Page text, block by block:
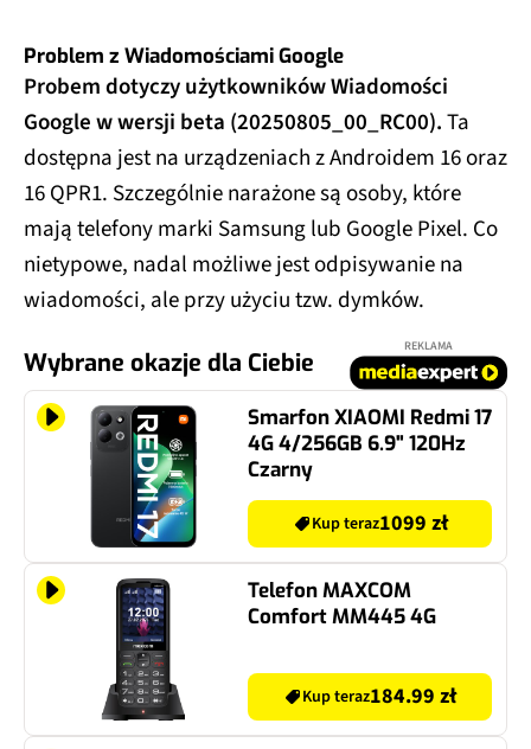
Problem z Wiadomościami Google
Probem dotyczy użytkowników Wiadomości
Google w wersji beta (20250805_00_RC00).Ta
dostępna jest na urządzeniach z Androidem 16 oraz
16 QPR1. Szczególnie narażone są osoby, które
mają telefony marki Samsung lub Google Pixel. Co
nietypowe, nadal możliwe jest odpisywanie na
wiadomości, ale przy użyciu tzw. dymków.
Wybrane okazje dla Ciebie
REKLAMA
Smarfon XIAOMI Redmi 17
4G 4/256GB 6.9" 120Hz
Czarny
Kup teraz1099 zł
Telefon MAXCOM
Comfort MM445 4G
Kup teraz184.99 zł